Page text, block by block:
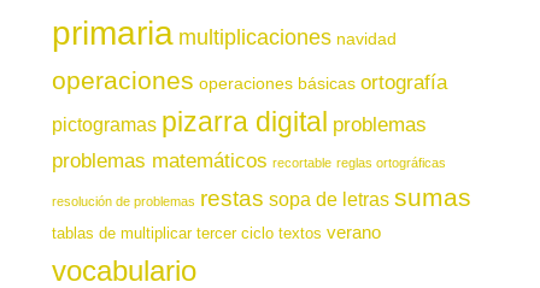
primaria multiplicaciones navidad
operaciones operaciones básicas ortografía
pictogramas pizarra digital problemas
problemas matemáticos recortable reglas ortográficas
resolución de problemas restas sopa de letras sumas
tablas de multiplicar tercer ciclo textos verano
vocabulario